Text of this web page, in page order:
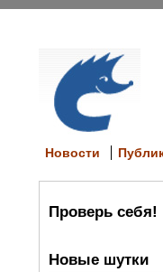
Новости
Проверь себя!
Новые шутки